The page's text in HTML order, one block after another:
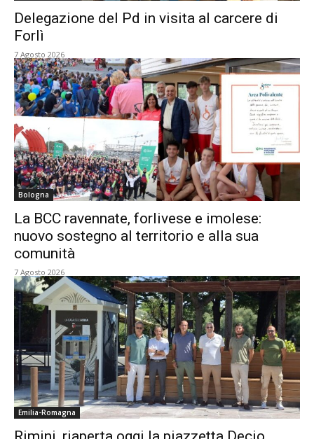
Delegazione del Pd in visita al carcere di
Forlì
7 Agosto 2026
Bologna
La BCC ravennate, forlivese e imolese:
nuovo sostegno al territorio e alla sua
comunità
7 Agosto 2026
Emilia-Romagna